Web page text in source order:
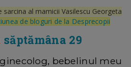
al mamicii Vasilescu Georgeta
de bloguri de la Desprecopii
săptămâna 29
bebelinul meu